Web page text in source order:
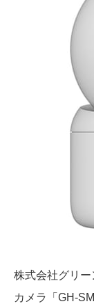
株式会社グリ
カメラ「GH-